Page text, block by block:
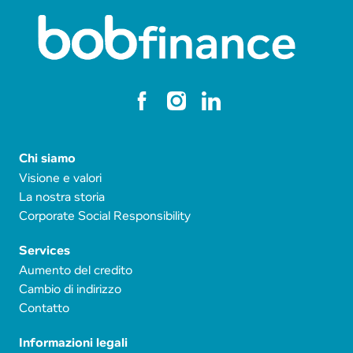
Chi siamo
Visione e valori
La nostra storia
Corporate Social Responsibility
Services
Aumento del credito
Cambio di indirizzo
Contatto
Informazioni legali